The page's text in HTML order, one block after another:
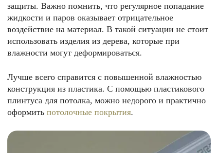
защиты. Важно помнить, что регулярное попадание
жидкости и паров оказывает отрицательное
воздействие на материал. В такой ситуации не стоит
использовать изделия из дерева, которые при
влажности могут деформироваться.
Лучше всего справится с повышенной влажностью
конструкция из пластика. С помощью пластикового
плинтуса для потолка, можно недорого и практично
оформить потолочные покрытия.